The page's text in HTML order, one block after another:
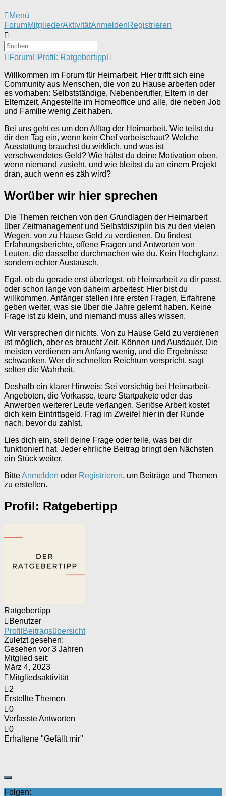
Menü
Forum-
Navigation
ForumMitgliederAktivitätAnmeldenRegistrieren
Forum-
-
Du
bist
hier:
Forum Profil: Ratgebertipp
Willkommen im Forum für Heimarbeit. Hier trifft sich eine
Community aus Menschen, die von zu Hause arbeiten oder
es vorhaben: Selbstständige, Nebenberufler, Eltern in der
Elternzeit, Angestellte im Homeoffice und alle, die neben Job
und Familie wenig Zeit haben.
Bei uns geht es um den Alltag der Heimarbeit. Wie teilst du
dir den Tag ein, wenn kein Chef vorbeischaut? Welche
Ausstattung brauchst du wirklich, und was ist
verschwendetes Geld? Wie hältst du deine Motivation oben,
wenn niemand zusieht, und wie bleibst du an einem Projekt
dran, auch wenn es zäh wird?
Worüber wir hier sprechen
Die Themen reichen von den Grundlagen der Heimarbeit
über Zeitmanagement und Selbstdisziplin bis zu den vielen
Wegen, von zu Hause Geld zu verdienen. Du findest
Erfahrungsberichte, offene Fragen und Antworten von
Leuten, die dasselbe durchmachen wie du. Kein Hochglanz,
sondern echter Austausch.
Egal, ob du gerade erst überlegst, ob Heimarbeit zu dir passt,
oder schon lange von daheim arbeitest: Hier bist du
willkommen. Anfänger stellen ihre ersten Fragen, Erfahrene
geben weiter, was sie über die Jahre gelernt haben. Keine
Frage ist zu klein, und niemand muss alles wissen.
Wir versprechen dir nichts. Von zu Hause Geld zu verdienen
ist möglich, aber es braucht Zeit, Können und Ausdauer. Die
meisten verdienen am Anfang wenig, und die Ergebnisse
schwanken. Wer dir schnellen Reichtum verspricht, sagt
selten die Wahrheit.
Deshalb ein klarer Hinweis: Sei vorsichtig bei Heimarbeit-
Angeboten, die Vorkasse, teure Startpakete oder das
Anwerben weiterer Leute verlangen. Seriöse Arbeit kostet
dich kein Eintrittsgeld. Frag im Zweifel hier in der Runde
nach, bevor du zahlst.
Lies dich ein, stell deine Frage oder teile, was bei dir
funktioniert hat. Jeder ehrliche Beitrag bringt den Nächsten
ein Stück weiter.
BitteAnmelden oder Registrieren, um Beiträge und Themen
zu erstellen.
Profil: Ratgebertipp
Ratgebertipp
Benutzer
Profil Beitragsübersicht
Zuletzt gesehen:
Gesehen vor 3 Jahren
Mitglied seit:
März 4, 2023
Mitgliedsaktivität
2
Erstellte Themen
0
Verfasste Antworten
0
Erhaltene "Gefällt mir"
Folgen: